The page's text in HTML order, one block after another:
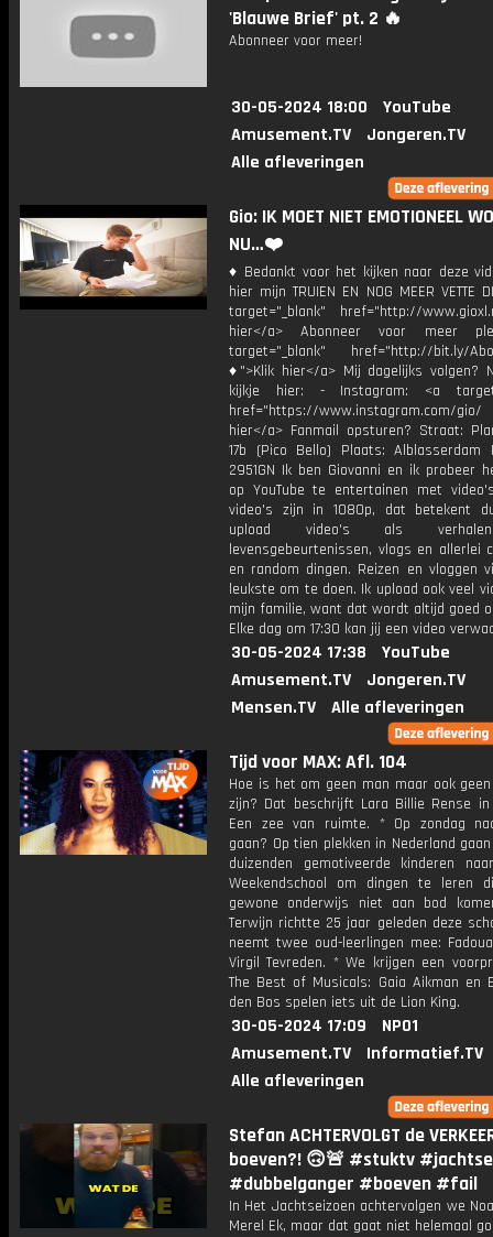
'Blauwe Brief' pt. 2 🔥
Abonneer voor meer!
30-05-2024 18:00
YouTube
Amusement.TV
Jongeren.TV
Alle afleveringen
Gio: IK MOET NIET EMOTIONEEL
NU…❤️
♦ Bedankt voor het kijken naar deze
hier mijn TRUIEN EN NOG MEER VETTE
target="_blank" href="http://
hier</a> Abonneer voor meer
target="_blank" href="http://bit.ly/
♦">Klik hier</a> Mij dagelijks volgen?
kijkje hier: - Instagram: <a
href="https://www.instagram.com/
hier</a> Fanmail opsturen? Straat:
17b (Pico Bello) Plaats: Alblasserdam
2951GN Ik ben Giovanni en ik probeer
op YouTube te entertainen met
video's zijn in 1080p, dat betekent
upload video's als
levensgebeurtenissen, vlogs en allerlei
en random dingen. Reizen en vloggen
leukste om te doen. Ik upload ook veel
mijn familie, want dat wordt altijd goed
Elke dag om 17:30 kan jij een video
30-05-2024 17:38
YouTube
Amusement.TV
Jongeren.TV
Mensen.TV
Alle afleveringen
Tijd voor MAX: Afl. 104
Hoe is het om geen man maar ook
zijn? Dat beschrijft Lara Billie Rense
Een zee van ruimte. * Op zondag
gaan? Op tien plekken in Nederland
duizenden gemotiveerde kinderen
Weekendschool om dingen te leren
gewone onderwijs niet aan bod
Terwijn richtte 25 jaar geleden deze
neemt twee oud-leerlingen mee:
Virgil Tevreden. * We krijgen een
The Best of Musicals: Gaia Aikman en
den Bos spelen iets uit de Lion King.
30-05-2024 17:09
NPO1
Amusement.TV
Informatief.TV
Alle afleveringen
Stefan ACHTERVOLGT de
boeven?! 🙃🚨 #stuktv
#dubbelganger #boeven #fail
In Het Jachtseizoen achtervolgen we
Merel Ek, maar dat gaat niet helemaal